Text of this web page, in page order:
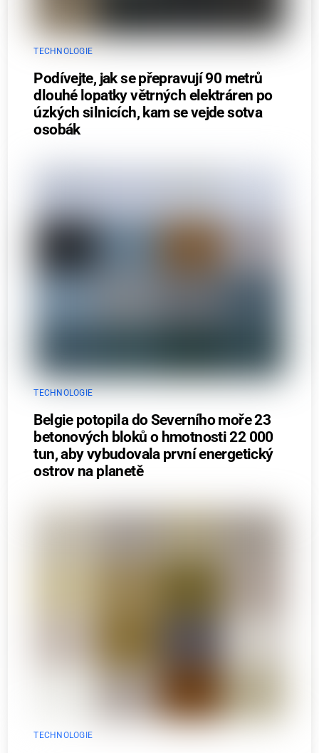
TECHNOLOGIE
Podívejte, jak se přepravují 90 metrů
dlouhé lopatky větrných elektráren po
úzkých silnicích, kam se vejde sotva
osobák
TECHNOLOGIE
Belgie potopila do Severního moře 23
betonových bloků o hmotnosti 22 000
tun, aby vybudovala první energetický
ostrov na planetě
TECHNOLOGIE